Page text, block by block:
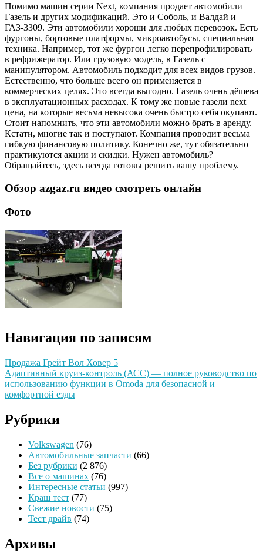
Помимо машин серии Next, компания продает автомобили
Газель и других модификаций. Это и Соболь, и Валдай и
ГАЗ-3309. Эти автомобили хороши для любых перевозок. Есть
фургоны, бортовые платформы, микроавтобусы, специальная
техника. Например, тот же фургон легко перепрофилировать
в рефрижератор. Или грузовую модель, в Газель с
манипулятором. Автомобиль подходит для всех видов грузов.
Естественно, что больше всего он применяется в
коммерческих целях. Это всегда выгодно. Газель очень дёшева
в эксплуатационных расходах. К тому же новые газели next
цена, на которые весьма невысока очень быстро себя окупают.
Стоит напомнить, что эти автомобили можно брать в аренду.
Кстати, многие так и поступают. Компания проводит весьма
гибкую финансовую политику. Конечно же, тут обязательно
практикуются акции и скидки. Нужен автомобиль?
Обращайтесь, здесь всегда готовы решить вашу проблему.
Обзор azgaz.ru видео смотреть онлайн
Фото
Навигация по записям
Продажа Грейт Вол Ховер 5
Адаптивный круиз-контроль (АСС) — полное руководство по
использованию функции в Omoda для безопасной и
комфортной езды
Рубрики
Volkswagen (76)
Автомобильные запчасти (66)
Без рубрики (2 876)
Все о машинах (76)
Интересные статьи (997)
Краш тест (77)
Свежие новости (75)
Тест драйв (74)
Архивы